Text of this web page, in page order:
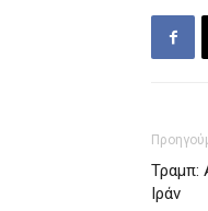
Τραμπ:
Ιράν